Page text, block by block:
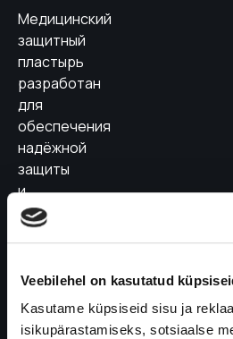
Veebilehel on kasutatud
Kasutame küpsiseid sisu ja
isikupärastamiseks, sotsiaalse
Медицинский
защитный
пластырь
разработан
для
обеспечения
надёжной
защиты
и
комфортного
ношения
любых
Водонепроницаемая